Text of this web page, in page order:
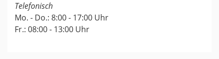
Telefonisch
Mo. - Do.: 8:00 - 17:00 Uhr
Fr.: 08:00 - 13:00 Uhr